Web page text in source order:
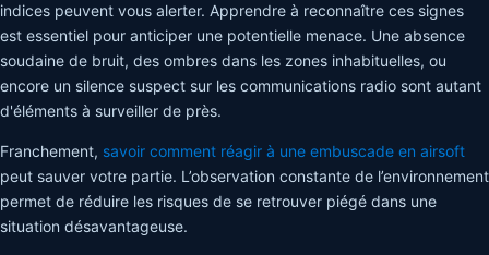
indices peuvent vous alerter. Apprendre à reconnaître ces signes
est essentiel pour anticiper une potentielle menace. Une absence
soudaine de bruit, des ombres dans les zones inhabituelles, ou
encore un silence suspect sur les communications radio sont autant
d'éléments à surveiller de près.
Franchement, savoir comment réagir à une embuscade en airsoft
peut sauver votre partie. L’observation constante de l’environnement
permet de réduire les risques de se retrouver piégé dans une
situation désavantageuse.